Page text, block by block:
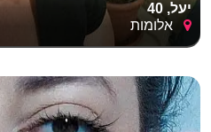
יעל, 40
אלומות